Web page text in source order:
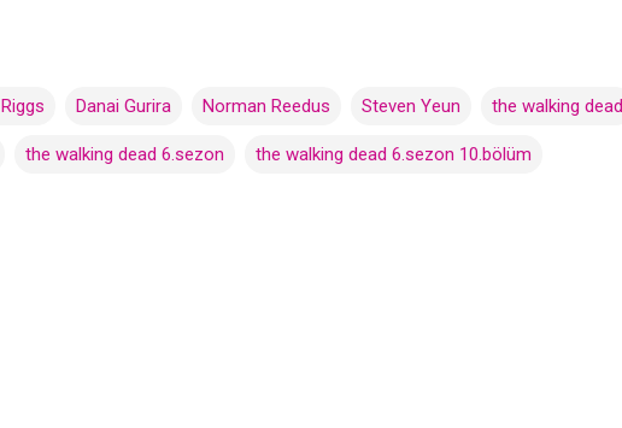
Danai Gurira Norman Reedus Steven Yeun the walking dead
the walking dead 6.sezon the walking dead 6.sezon 10.bölüm